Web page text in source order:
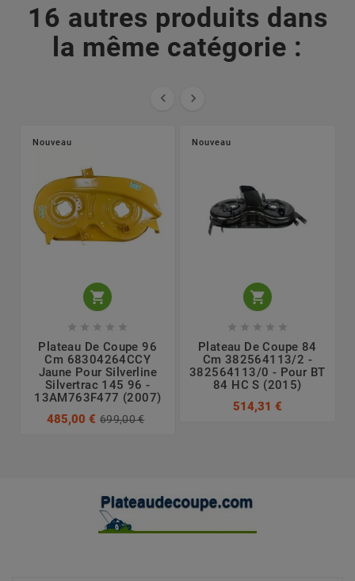
16 autres produits dans
la même catégorie :
 
Nouveau

    
Plateau De Coupe 96
Cm 68304264CCY
Jaune Pour Silverline
Silvertrac 145 96 -
13AM763F477 (2007)
485,00 € 699,00 €
Nouveau

    
Plateau De Coupe 84
Cm 382564113/2 -
382564113/0 - Pour BT
84 HC S (2015)
514,31 €